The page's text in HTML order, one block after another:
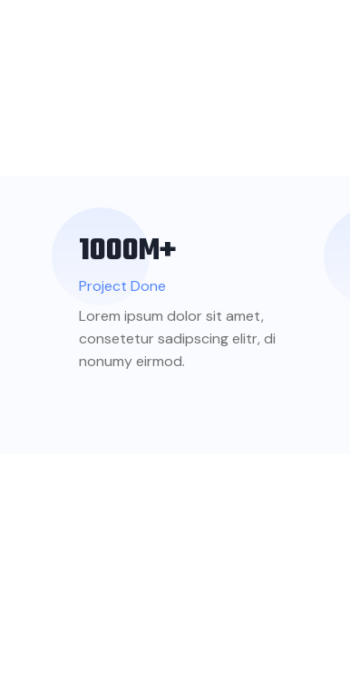
1000M+
Project Done
Lorem ipsum dolor sit amet,
consetetur sadipscing elitr, di
nonumy eirmod.